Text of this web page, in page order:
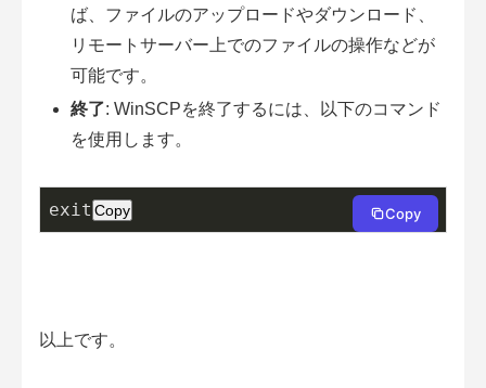
ば、ファイルのアップロードやダウンロード、
リモートサーバー上でのファイルの操作などが
可能です。
終了: WinSCPを終了するには、以下のコマンド
を使用します。
exit Copy Copy
以上です。